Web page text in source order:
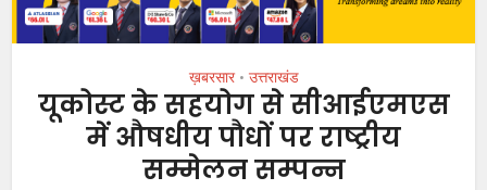
ख़बरसार • उत्तराखंड
यूकोस्ट के सहयोग से सीआईएमएस
में औषधीय पौधों पर राष्ट्रीय
सम्मेलन सम्पन्न